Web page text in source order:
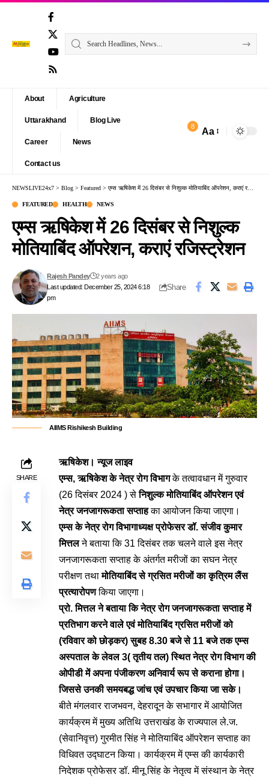
About Agriculture
Uttarakhand Blog Live
Career News
Contact us
8 Aa
NEWSLIVE24x7 > Blog > Featured > एम्स ऋषिकेश में 26 दिसंबर से निशुल्क मोतियाबिंद ऑपरेशन, कराएं रजिस्ट्रेशन
FEATURED HEALTH NEWS
एम्स ऋषिकेश में 26 दिसंबर से निशुल्क
मोतियाबिंद ऑपरेशन, कराएं रजिस्ट्रेशन
Last updated: December 25, 2024 6:18
pm
Rajesh Pandey 2 years ago
Share
AIIMS Rishikesh Building
SHARE
ऋषिकेश। न्यूज लाइव
एम्स, ऋषिकेश के नेत्र रोग विभागके तत्वावधान में गुरुवार
(26 दिसंबर 2024 ) सेनिशुल्क मोतियाबिंद ऑपरेशन एवं
नेत्र जनजागरूकता सप्ताहका आयोजन किया जाएगा।
एम्स के नेत्र रोग विभागाध्यक्ष प्रोफेसर डॉ. संजीव कुमार
मित्तलने बताया कि 31 दिसंबर तक चलने वाले इस नेत्र
जनजागरूकता सप्ताह के अंतर्गत मरीजों का सघन नेत्र
परीक्षण तथामोतियाबिंद से ग्रसित मरीजों का कृत्रिम लैंस
प्रत्यारोपणकिया जाएगा।
प्रो. मित्तल ने बताया कि नेत्र रोग जनजागरूकता सप्ताह में
प्रतिभाग करने वाले एवं मोतियाबिंद ग्रसित मरीजों को
(रविवार को छोड़कर) सुबह 8.30 बजे से 11 बजे तक एम्स
अस्पताल के लेवल 3( तृतीय तल) स्थित नेत्र रोग विभाग की
ओपीडी में अपना पंजीकरण अनिवार्य रूप से कराना होगा।
जिससे उनकी समयबद्ध जांच एवं उपचार किया जा सके।
बीते मंगलवार राजभवन, देहरादून के सभागार में आयोजित
कार्यक्रम में मुख्य अतिथि उत्तराखंड के राज्यपाल ले.ज.
(सेवानिवृत्त) गुरमीत सिंह ने मोतियाबिंद ऑपरेशन सप्ताह का
विधिवत उद्घाटन किया। कार्यक्रम में एम्स की कार्यकारी
निदेशक प्रोफेसर डॉ. मीनू सिंह के नेतृत्व में संस्थान के नेत्र